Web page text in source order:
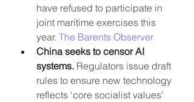
have refused to participate in
joint maritime exercises this
year. The Barents Observer
China seeks to censor AI
systems. Regulators issue draft
rules to ensure new technology
reflects ‘core socialist values’